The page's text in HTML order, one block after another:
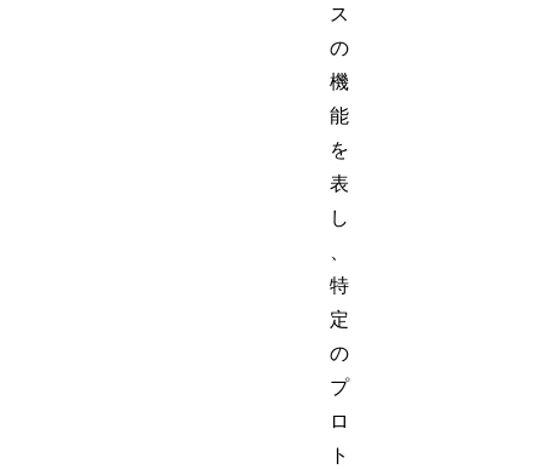
ス
の
機
能
を
表
し
、
特
定
の
プ
ロ
ト